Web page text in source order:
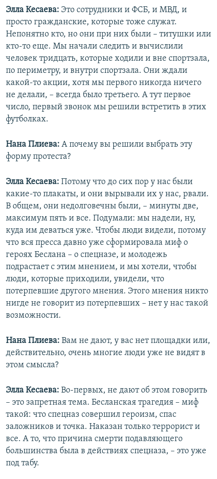
Элла Кесаева: Это сотрудники и ФСБ, и МВД, и
просто гражданские, которые тоже служат.
Непонятно кто, но они при них были – титушки или
кто-то еще. Мы начали следить и вычислили
человек тридцать, которые ходили и вне спортзала,
по периметру, и внутри спортзала. Они ждали
какой-то акции, хотя мы первого никогда ничего
не делали, – всегда было третьего. А тут первое
число, первый звонок мы решили встретить в этих
футболках.
Нана Плиева: А почему вы решили выбрать эту
форму протеста?
Элла Кесаева: Потому что до сих пор у нас были
какие-то плакаты, и они вырывали их у нас, рвали.
В общем, они недолговечны были, – минуты две,
максимум пять и все. Подумали: мы надели, ну,
куда им деваться уже. Чтобы люди видели, потому
что вся пресса давно уже сформировала миф о
героях Беслана – о спецназе, и молодежь
подрастает с этим мнением, и мы хотели, чтобы
люди, которые приходили, увидели, что
потерпевшие другого мнения. Этого мнения никто
нигде не говорит из потерпевших – нет у нас такой
возможности.
Нана Плиева: Вам не дают, у вас нет площадки или,
действительно, очень многие люди уже не видят в
этом смысла?
Элла Кесаева: Во-первых, не дают об этом говорить
– это запретная тема. Бесланская трагедия – миф
такой: что спецназ совершил героизм, спас
заложников и точка. Наказан только террорист и
все. А то, что причина смерти подавляющего
большинства была в действиях спецназа, – это уже
под табу.